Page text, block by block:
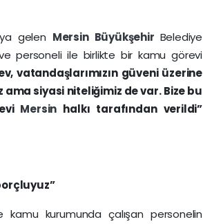
gelen Mersin Büyükşehir Belediye
ve personeli ile birlikte bir kamu görevi
vatandaşlarımızın güveni üzerine
siyasi niteliğimiz de var. Bize bu
Mersin halkı tarafından verildi”
kurumunda çalışan personelin